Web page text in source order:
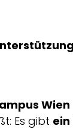
Wien
Es gibt ein